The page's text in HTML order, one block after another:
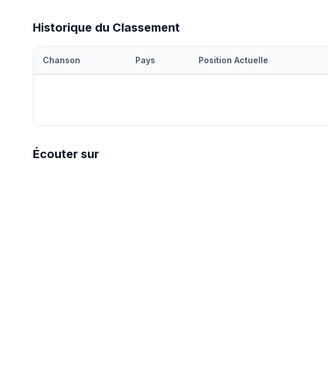
Historique du Classement
Chanson Pays Position Actuelle
Écouter sur